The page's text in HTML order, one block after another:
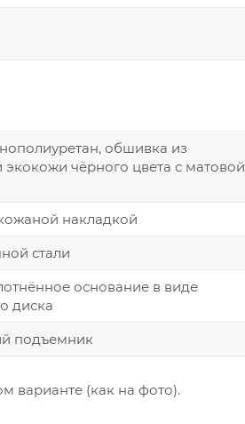
обшивка из
экокожи чёрного цвета с матовой
накладкой
стали
основание в виде
диска
подъемник
варианте (как на фото).